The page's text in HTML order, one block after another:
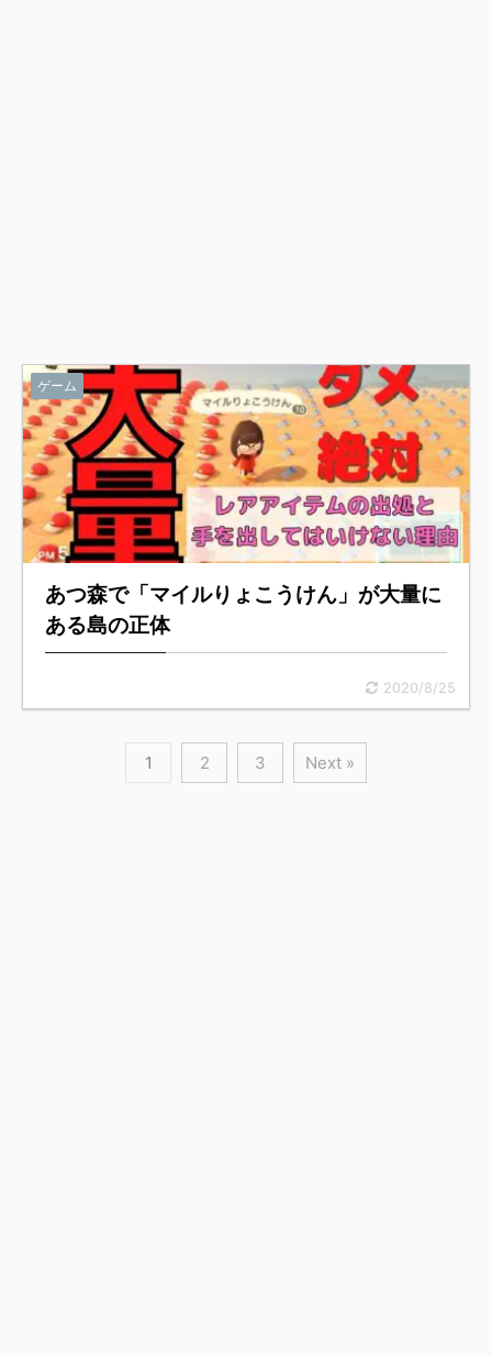
ゲーム
あつ森で「マイルりょこうけん」が大量に
ある島の正体
2020/8/25
1 2 3 Next »